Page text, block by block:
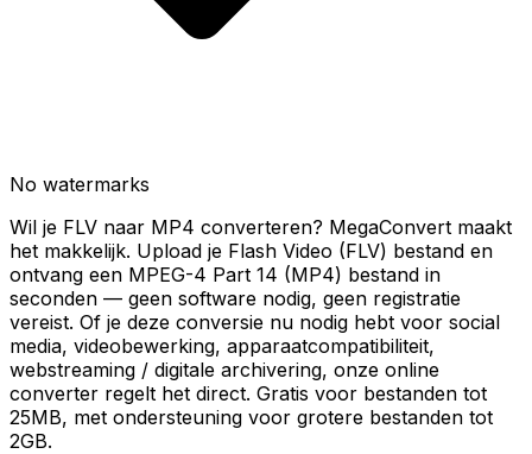
No watermarks
Wil je FLV naar MP4 converteren? MegaConvert maakt
het makkelijk. Upload je Flash Video (FLV) bestand en
ontvang een MPEG-4 Part 14 (MP4) bestand in
seconden — geen software nodig, geen registratie
vereist. Of je deze conversie nu nodig hebt voor social
media, videobewerking, apparaatcompatibiliteit,
webstreaming / digitale archivering, onze online
converter regelt het direct. Gratis voor bestanden tot
25MB, met ondersteuning voor grotere bestanden tot
2GB.